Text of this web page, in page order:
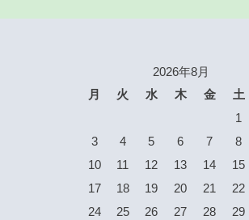
2026年8月
月
火 水 木 金 土
1
3
4 5 6 7 8
10
11 12 13 14 15
17
18 19 20 21 22
24
25 26 27 28 29